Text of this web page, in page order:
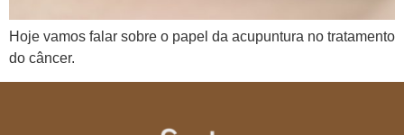
Hoje vamos falar sobre o papel da acupuntura no tratamento
do câncer.